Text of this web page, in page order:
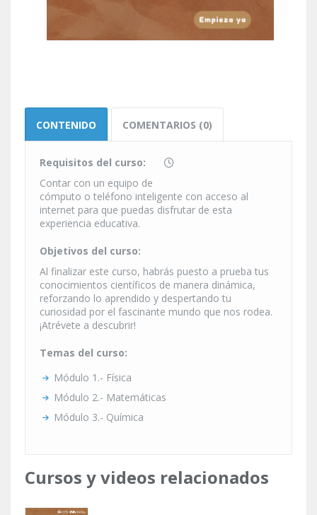
CONTENIDO COMENTARIOS (0)
Requisitos del curso:
Contar con un equipo de
cómputo o teléfono inteligente con acceso al
internet para que puedas disfrutar de esta
experiencia educativa.
Objetivos del curso:
Al finalizar este curso, habrás puesto a prueba tus
conocimientos científicos de manera dinámica,
reforzando lo aprendido y despertando tu
curiosidad por el fascinante mundo que nos rodea.
¡Atrévete a descubrir!
Temas del curso:
Módulo 1.- Física
Módulo 2.- Matemáticas
Módulo 3.- Química
Cursos y videos relacionados